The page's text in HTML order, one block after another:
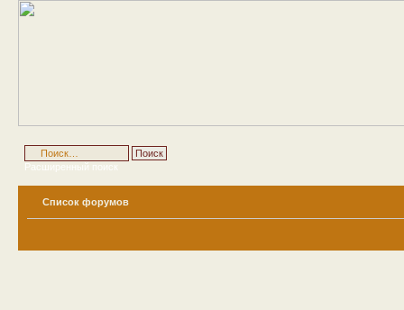
Расширенный поиск
Список форумов